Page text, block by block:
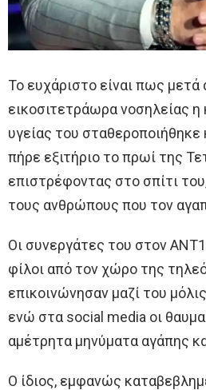
Το ευχάριστο είναι πως μετά
εικοσιτετράωρα νοσηλείας
υγείας του σταθεροποιήθηκε
πήρε εξιτήριο το πρωί της
επιστρέφοντας στο σπίτι
τους ανθρώπους που τον
Οι συνεργάτες του στον
φίλοι από τον χώρο της
επικοινώνησαν μαζί του
ενώ στα social media οι
αμέτρητα μηνύματα αγάπης
Ο ίδιος, εμφανώς